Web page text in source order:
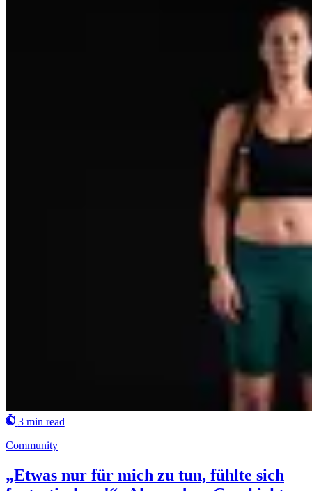
3 min read
Community
„Etwas nur für mich zu tun, fühlte sich